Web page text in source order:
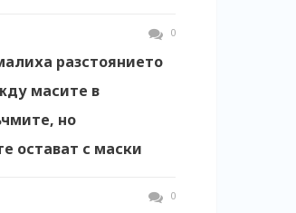
0
разстоянието
масите в
но
остават с маски
0